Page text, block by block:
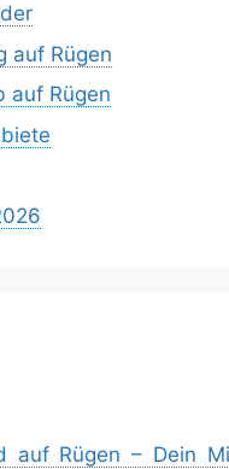
auf Rügen
auf Rügen
auf Rügen – Dein